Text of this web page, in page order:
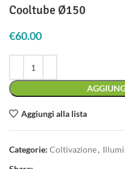
Cooltube Ø150
€60.00
Aggiungi alla lista
Categorie: Coltivazione,